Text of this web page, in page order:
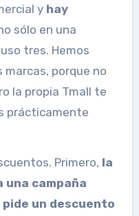
yhay
sólo en una
tres. Hemos
porque no
la propia Tmall te
prácticamente
Primero, la
una campaña
pide un descuento